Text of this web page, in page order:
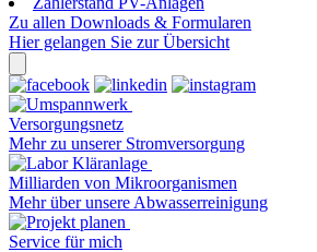
Zu allen Downloads & Formularen
Hier gelangen Sie zur Übersicht
Versorgungsnetz
Mehr zu unserer Stromversorgung
Milliarden von Mikroorganismen
Mehr über unsere Abwasserreinigung
Service für mich